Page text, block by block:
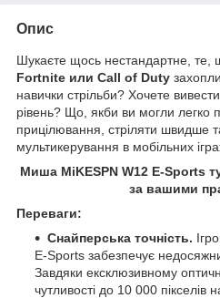
Опис
Шукаєте щось нестандартне, те,
Fortnite или Call of Duty
навички стрільби? Хочете
рівень? Що, якби ви могли легко
прицілювання, стріляти швидше
мультикерування в мобільних
Миша MiKESPN W12 E-Sports
за вашими
Переваги:
Снайперська точність.
E-Sports забезпечує
Завдяки ексклюзивному
чутливості до 10 000 пікселів